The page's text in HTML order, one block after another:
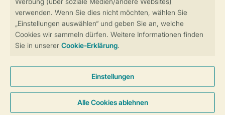
Sicherstellung Deiner Privatsphäre
Cookies und Banner
Barrierefreiheit